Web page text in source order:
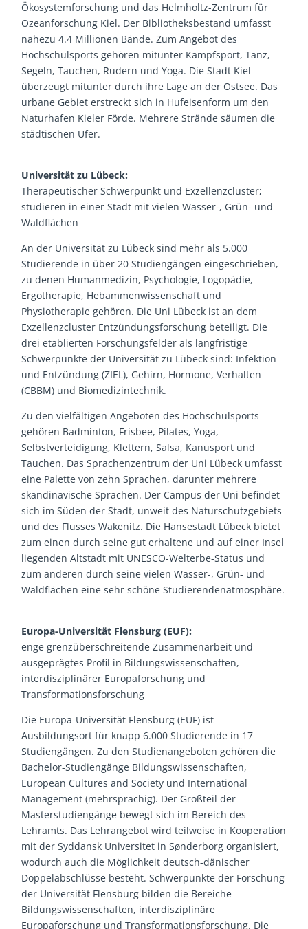
Ökosystemforschung und das Helmholtz-Zentrum für
Ozeanforschung Kiel. Der Bibliotheksbestand umfasst
nahezu 4.4 Millionen Bände. Zum Angebot des
Hochschulsports gehören mitunter Kampfsport, Tanz,
Segeln, Tauchen, Rudern und Yoga. Die Stadt Kiel
überzeugt mitunter durch ihre Lage an der Ostsee. Das
urbane Gebiet erstreckt sich in Hufeisenform um den
Naturhafen Kieler Förde. Mehrere Strände säumen die
städtischen Ufer.
Universität zu Lübeck:
Therapeutischer Schwerpunkt und Exzellenzcluster;
studieren in einer Stadt mit vielen Wasser-, Grün- und
Waldflächen
An der Universität zu Lübeck sind mehr als 5.000
Studierende in über 20 Studiengängen eingeschrieben,
zu denen Humanmedizin, Psychologie, Logopädie,
Ergotherapie, Hebammenwissenschaft und
Physiotherapie gehören. Die Uni Lübeck ist an dem
Exzellenzcluster Entzündungsforschung beteiligt. Die
drei etablierten Forschungsfelder als langfristige
Schwerpunkte der Universität zu Lübeck sind: Infektion
und Entzündung (ZIEL), Gehirn, Hormone, Verhalten
(CBBM) und Biomedizintechnik.
Zu den vielfältigen Angeboten des Hochschulsports
gehören Badminton, Frisbee, Pilates, Yoga,
Selbstverteidigung, Klettern, Salsa, Kanusport und
Tauchen. Das Sprachenzentrum der Uni Lübeck umfasst
eine Palette von zehn Sprachen, darunter mehrere
skandinavische Sprachen. Der Campus der Uni befindet
sich im Süden der Stadt, unweit des Naturschutzgebiets
und des Flusses Wakenitz. Die Hansestadt Lübeck bietet
zum einen durch seine gut erhaltene und auf einer Insel
liegenden Altstadt mit UNESCO-Welterbe-Status und
zum anderen durch seine vielen Wasser-, Grün- und
Waldflächen eine sehr schöne Studierendenatmosphäre.
Europa-Universität Flensburg (EUF):
enge grenzüberschreitende Zusammenarbeit und
ausgeprägtes Profil in Bildungswissenschaften,
interdisziplinärer Europaforschung und
Transformationsforschung
Die Europa-Universität Flensburg (EUF) ist
Ausbildungsort für knapp 6.000 Studierende in 17
Studiengängen. Zu den Studienangeboten gehören die
Bachelor-Studiengänge Bildungswissenschaften,
European Cultures and Society und International
Management (mehrsprachig). Der Großteil der
Masterstudiengänge bewegt sich im Bereich des
Lehramts. Das Lehrangebot wird teilweise in Kooperation
mit der Syddansk Universitet in Sønderborg organisiert,
wodurch auch die Möglichkeit deutsch-dänischer
Doppelabschlüsse besteht. Schwerpunkte der Forschung
der Universität Flensburg bilden die Bereiche
Bildungswissenschaften, interdisziplinäre
Europaforschung und Transformationsforschung. Die